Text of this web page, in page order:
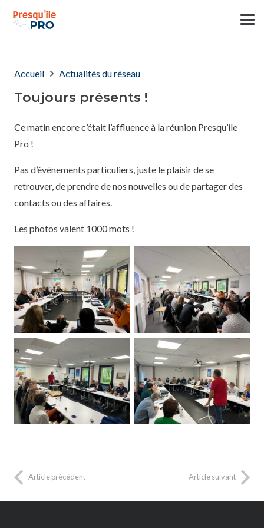
Accueil Actualités du réseau
Toujours présents !
Ce matin encore c’était l’affluence à la réunion Presqu’ile
Pro !
Pas d’événements particuliers, juste le plaisir de se
retrouver, de prendre de nos nouvelles ou de partager des
contacts ou des affaires.
Les photos valent 1000 mots !
Article précédent Article suivant